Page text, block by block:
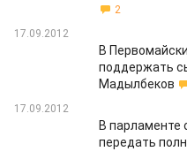
2
17.09.2012
В
поддержать
Мадылбеков
17.09.2012
В парламенте
передать